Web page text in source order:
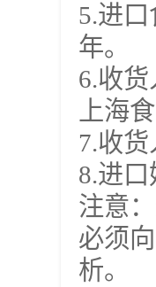
5.进
年。
6.收
上海
7.收
8.进
注意
必须
析。